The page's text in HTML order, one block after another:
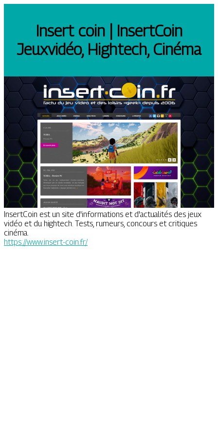
Insert coin | InsertCoin
Jeuxvidéo, Hightech, Cinéma
InsertCoin est un site d'informations et d'actualités des jeux
vidéo et du hightech. Tests, rumeurs, concours et critiques
cinéma.
https://www.insert-coin.fr/